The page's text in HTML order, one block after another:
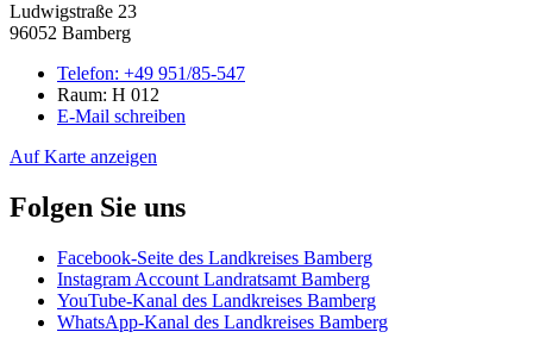
Ludwigstraße 23
96052 Bamberg
Telefon: +49 951/85-547
Raum: H 012
E-Mail schreiben
Auf Karte anzeigen
Folgen Sie uns
Facebook-Seite des Landkreises Bamberg
Instagram Account Landratsamt Bamberg
YouTube-Kanal des Landkreises Bamberg
WhatsApp-Kanal des Landkreises Bamberg